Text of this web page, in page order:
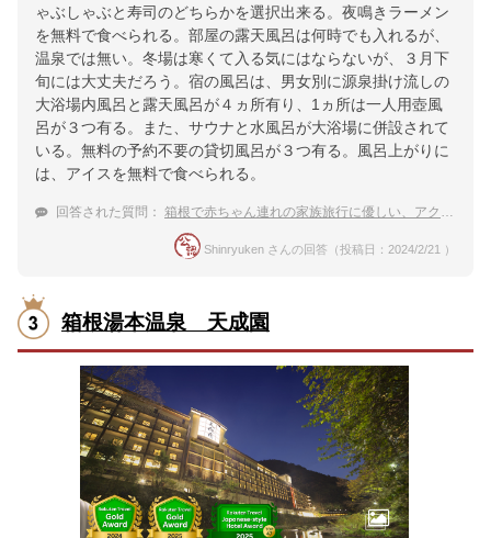
ゃぶしゃぶと寿司のどちらかを選択出来る。夜鳴きラーメン
を無料で食べられる。部屋の露天風呂は何時でも入れるが、
温泉では無い。冬場は寒くて入る気にはならないが、３月下
旬には大丈夫だろう。宿の風呂は、男女別に源泉掛け流しの
大浴場内風呂と露天風呂が４ヵ所有り、1ヵ所は一人用壺風
呂が３つ有る。また、サウナと水風呂が大浴場に併設されて
いる。無料の予約不要の貸切風呂が３つ有る。風呂上がりに
は、アイスを無料で食べられる。
回答された質問： 箱根で赤ちゃん連れの家族旅行に優しい、アクセスの良い宿のおすすめ
Shinryuken さんの回答（投稿日：2024/2/21 ）
箱根湯本温泉 天成園